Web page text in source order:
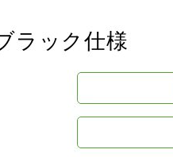
ラック仕様